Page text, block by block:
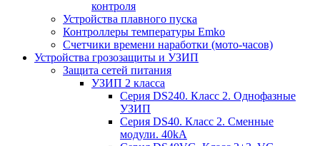
контроля
Устройства плавного пуска
Контроллеры температуры Emko
Счетчики времени наработки (мото-часов)
Устройства грозозащиты и УЗИП
Защита сетей питания
УЗИП 2 класса
Серия DS240. Класс 2. Однофазные
УЗИП
Серия DS40. Класс 2. Сменные
модули. 40kA